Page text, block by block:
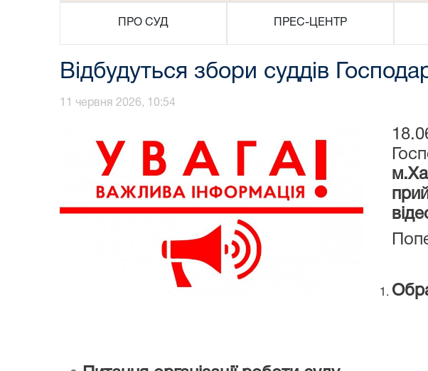
ПРО СУД ПРЕС-ЦЕНТР
Відбудуться збори суддів
11 червня 2026, 10:54